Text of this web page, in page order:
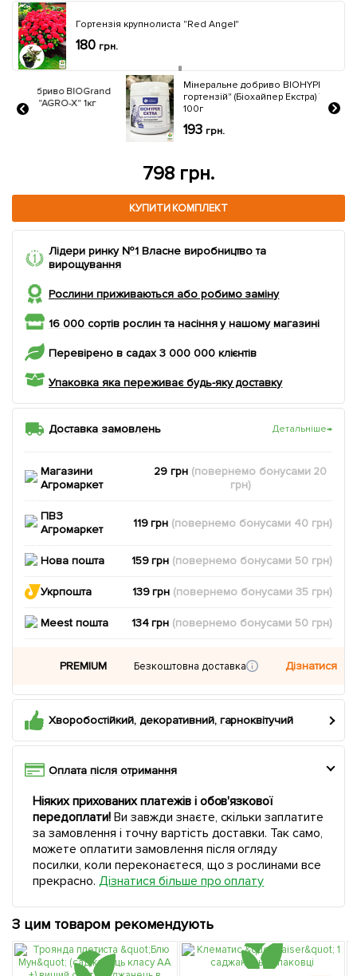
Гортензія крупнолиста "Red Angel"
180 грн.
Мінеральне добриво BIOHYPER EXTRA "Для
гортензій" (Біохайпер Екстра) ТМ "AGRO-X"
грн.
373 грн.
КУПИТИ КОМПЛЕКТ
Лідери ринку №1 Власне виробництво та
вирощування
Рослини приживаються або робимо заміну
16 000 сортів рослин та насіння у нашому магазині
Перевірено в садах 3 000 000 клієнтів
Упаковка яка переживає будь-яку доставку
Доставка замовлень Детальніше→
Магазини
Агромаркет
29 грн (повернемобонусами 20
грн)
ПВЗ
Агромаркет
119 грн (повернемо бонусами 40 грн)
Нова пошта 159 грн (повернемо бонусами 50 грн)
Укрпошта 139 грн (повернемо бонусами35 грн)
Meest пошта 134 грн (повернемо бонусами 50 грн)
PREMIUM Безкоштовна доставка Дізнатися
Хворобостійкий, декоративний, гарноквітучий
Оплата після отримання
Ніяких прихованих платежів і обов'язкової
передоплати!Ви завжди знаєте, скільки заплатите
за замовлення і точну вартість доставки. Так само,
можете оплатити замовлення після огляду
посилки, коли переконаєтеся, що з рослинами все
прекрасно. Дізнатися більше про оплату
З цим товаром рекомендують